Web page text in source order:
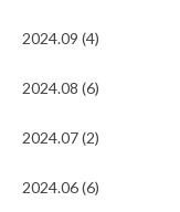
2024.09 (4)
2024.08 (6)
2024.07 (2)
2024.06 (6)